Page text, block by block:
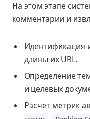
На этом этапе
комментарии и
Идентификация
длины их URL.
Определение
и целевых
Расчет метрик